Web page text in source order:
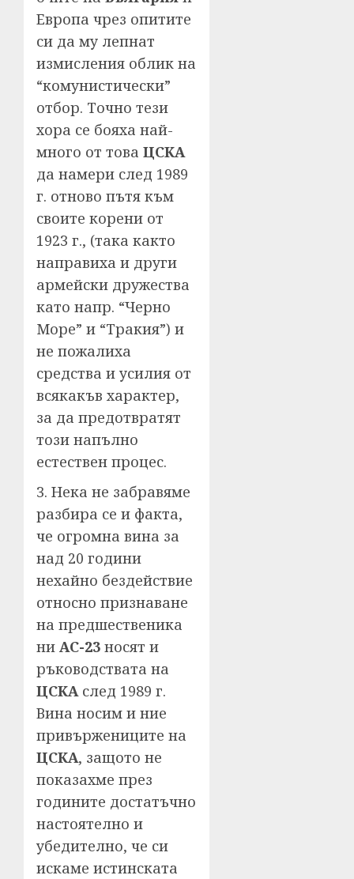
Европа чрез опитите
си да му лепнат
измисления облик на
“комунистически”
отбор. Точно тези
хора се бояха най-
много от това ЦСКА
да намери след 1989
г. отново пътя към
своите корени от
1923 г., (така както
направиха и други
армейски дружества
като напр. “Черно
Море” и “Тракия”) и
не пожалиха
средства и усилия от
всякакъв характер,
за да предотвратят
този напълно
естествен процес.
3. Нека не забравяме
разбира се и факта,
че огромна вина за
над 20 години
нехайно бездействие
относно признаване
на предшественика
ни АС-23 носят и
ръководствата на
ЦСКАслед 1989 г.
Вина носим и ние
привържениците на
ЦСКА, защото не
показахме през
годините достатъчно
настоятелно и
убедително, че си
искаме истинската